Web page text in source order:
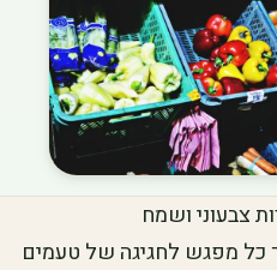
צבעוני ושמח
כל מפגש לחגיגה של טעמים